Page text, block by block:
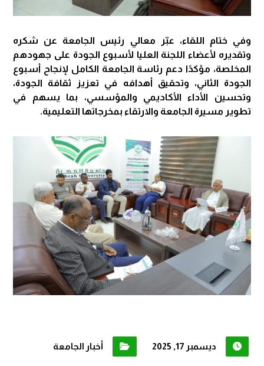
وفي ختام اللقاء، عبّر معالي رئيس الجامعة عن شكره
وتقديره لأعضاء اللجنة العليا لأسبوع الجودة على جهودهم
المخلصة، مؤكدًا دعم رئاسة الجامعة الكامل لإنجاح أسبوع
الجودة الثاني، وتحقيق أهدافه في تعزيز ثقافة الجودة،
وتحسين الأداء الأكاديمي والمؤسسي، بما يسهم في
تطوير مسيرة الجامعة والارتقاء بمخرجاتها التعليمية.
ديسمبر 17, 2025 أخبار الجامعة